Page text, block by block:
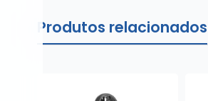
Produtos relacionados